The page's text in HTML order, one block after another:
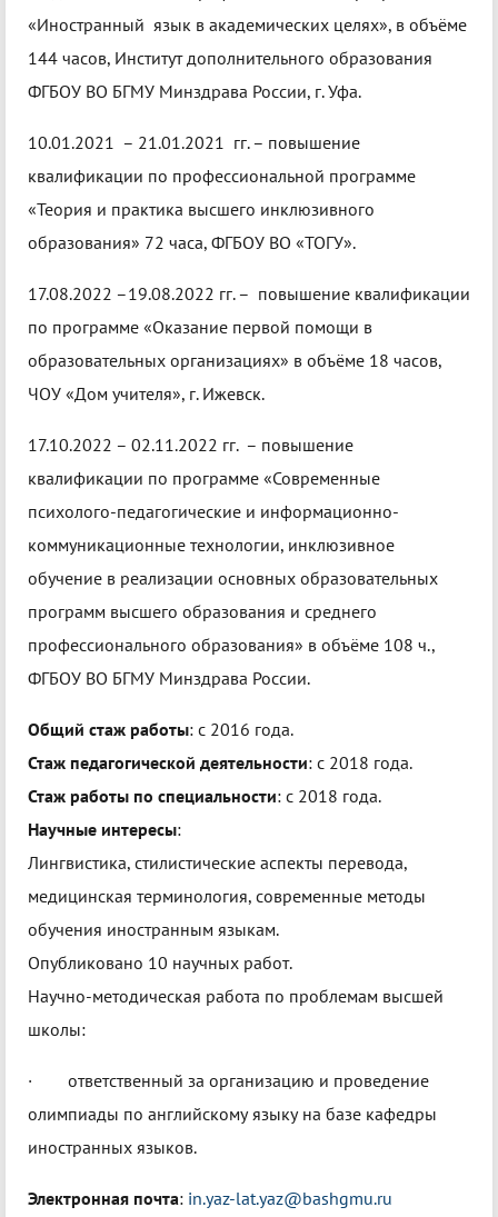
«Иностранный язык в академических целях», в объёме
144 часов, Институт дополнительного образования
ФГБОУ ВО БГМУ Минздрава России, г. Уфа.
10.01.2021 – 21.01.2021 гг. – повышение
квалификации по профессиональной программе
«Теория и практика высшего инклюзивного
образования» 72 часа, ФГБОУ ВО «ТОГУ».
17.08.2022 –19.08.2022 гг. – повышение квалификации
по программе «Оказание первой помощи в
образовательных организациях» в объёме 18 часов,
ЧОУ «Дом учителя», г. Ижевск.
17.10.2022 – 02.11.2022 гг. – повышение
квалификации по программе «Современные
психолого-педагогические и информационно-
коммуникационные технологии, инклюзивное
обучение в реализации основных образовательных
программ высшего образования и среднего
профессионального образования» в объёме 108 ч.,
ФГБОУ ВО БГМУ Минздрава России.
Общий стаж работы: c 2016 года.
Стаж педагогической деятельности: c 2018 года.
Стаж работы по специальности: c 2018 года.
Научные интересы:
Лингвистика, стилистические аспекты перевода,
медицинская терминология, современные методы
обучения иностранным языкам.
Опубликовано 10 научных работ.
Научно-методическая работа по проблемам высшей
школы:
· ответственный за организацию и проведение
олимпиады по английскому языку на базе кафедры
иностранных языков.
Электронная почта: in.yaz-lat.yaz@bashgmu.ru